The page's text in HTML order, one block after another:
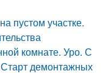
пустом участке.
комнате. Уро. С
демонтажных